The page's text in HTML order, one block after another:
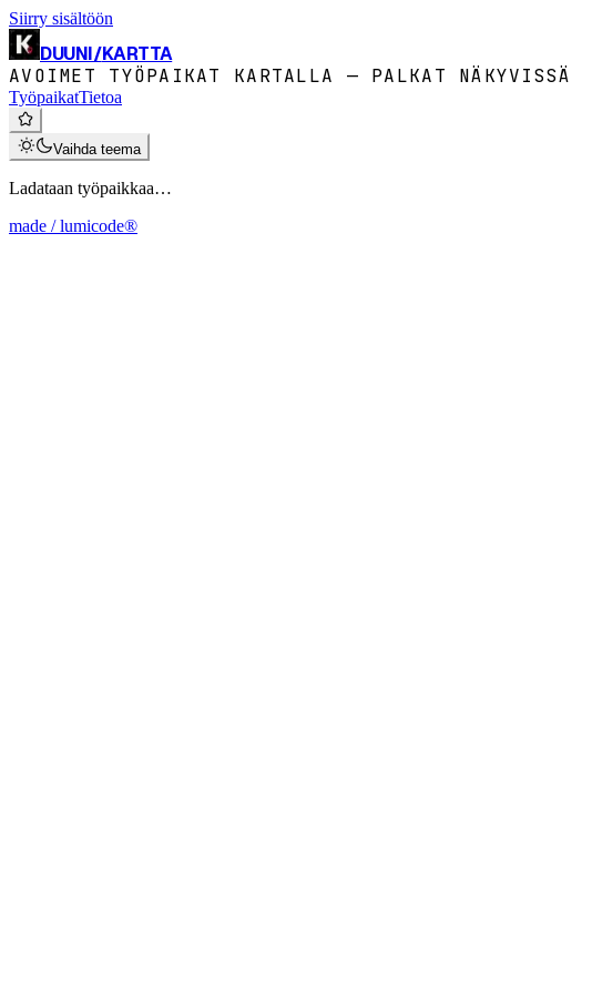
Siirry sisältöön
DUUNI/KARTTA
AVOIMET TYÖPAIKAT KARTALLA — PALKAT NÄKYVISSÄ
TyöpaikatTietoa
Vaihda teema
Ladataan työpaikkaa…
made / lumicode®